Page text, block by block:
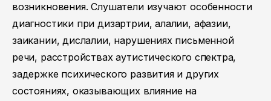
возникновения. Слушатели изучают особенности
диагностики при дизартрии, алалии, афазии,
заикании, дислалии, нарушениях письменной
речи, расстройствах аутистического спектра,
задержке психического развития и других
состояниях, оказывающих влияние на